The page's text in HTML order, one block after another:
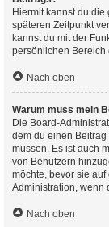
Hiermit kannst du
späteren Zeitpunkt
kannst du mit der
persönlichen Bereich
Nach oben
Warum muss mein
Die Board-
dem du einen
müssen. Es ist auch
von Benutzern
möchte, bevor sie
Administration, wenn
Nach oben